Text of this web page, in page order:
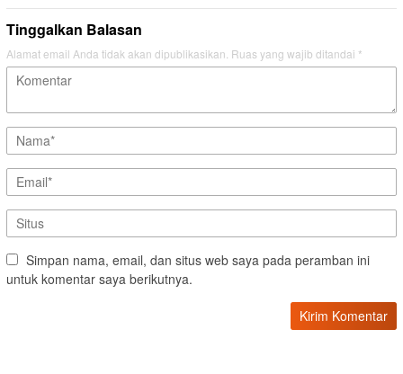
Tinggalkan Balasan
Alamat email Anda tidak akan dipublikasikan. Ruas yang wajib ditandai *
Simpan nama, email, dan situs web saya pada peramban ini
untuk komentar saya berikutnya.